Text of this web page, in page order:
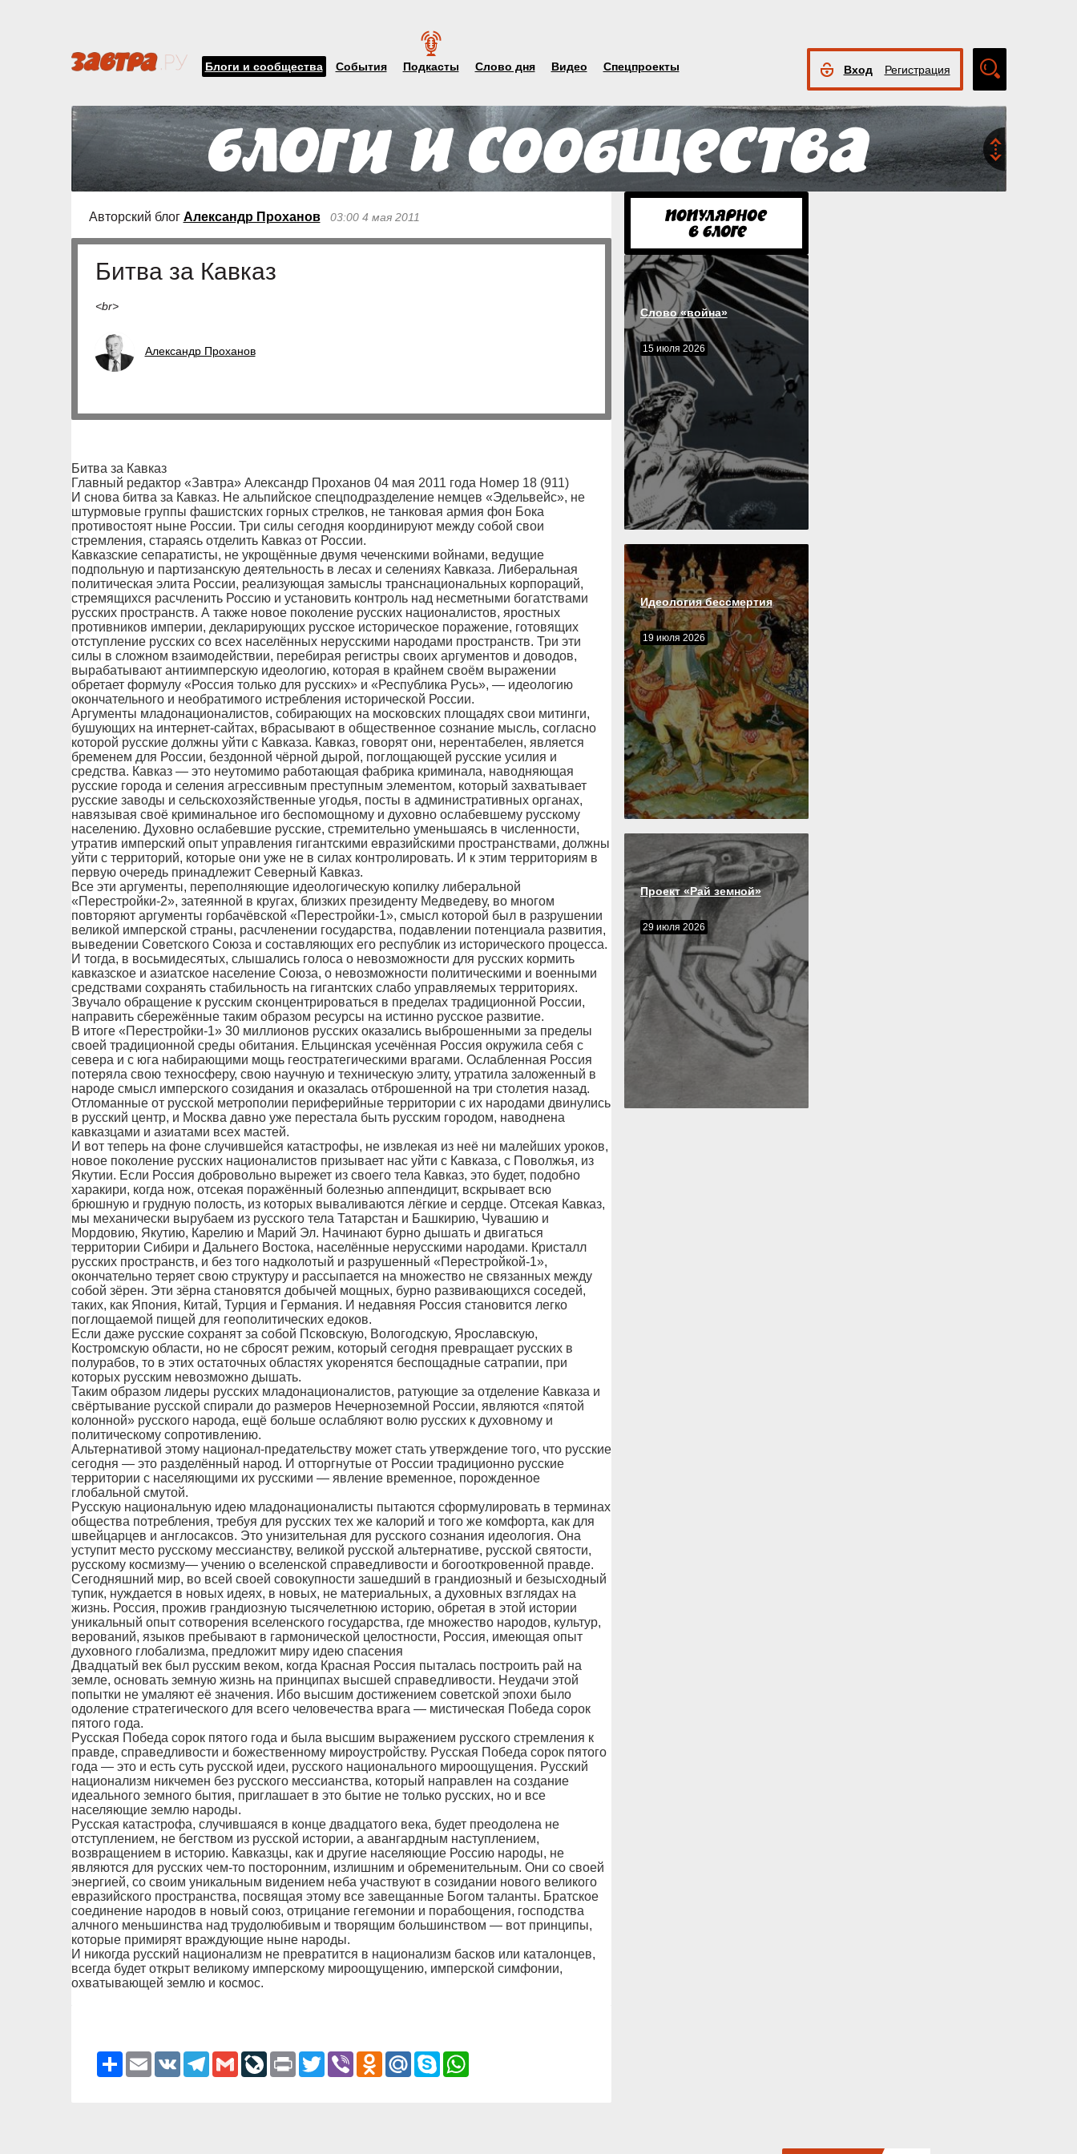
Блоги и сообщества События Подкасты Слово дня Видео Спецпроекты Вход Регистрация
поиск
Авторский блог Александр Проханов 03:00 4 мая 2011
Битва за Кавказ
<br>
Александр Проханов
Битва за Кавказ
Главный редактор «Завтра» Александр Проханов 04 мая 2011 года Номер 18 (911)
И снова битва за Кавказ. Не альпийское спецподразделение немцев «Эдельвейс», не
штурмовые группы фашистских горных стрелков, не танковая армия фон Бока
противостоят ныне России. Три силы сегодня координируют между собой свои
стремления, стараясь отделить Кавказ от России.
Кавказские сепаратисты, не укрощённые двумя чеченскими войнами, ведущие
подпольную и партизанскую деятельность в лесах и селениях Кавказа. Либеральная
политическая элита России, реализующая замыслы транснациональных корпораций,
стремящихся расчленить Россию и установить контроль над несметными богатствами
русских пространств. А также новое поколение русских националистов, яростных
противников империи, декларирующих русское историческое поражение, готовящих
отступление русских со всех населённых нерусскими народами пространств. Три эти
силы в сложном взаимодействии, перебирая регистры своих аргументов и доводов,
вырабатывают антиимперскую идеологию, которая в крайнем своём выражении
обретает формулу «Россия только для русских» и «Республика Русь», — идеологию
окончательного и необратимого истребления исторической России.
Аргументы младонационалистов, собирающих на московских площадях свои митинги,
бушующих на интернет-сайтах, вбрасывают в общественное сознание мысль, согласно
которой русские должны уйти с Кавказа. Кавказ, говорят они, нерентабелен, является
бременем для России, бездонной чёрной дырой, поглощающей русские усилия и
средства. Кавказ — это неутомимо работающая фабрика криминала, наводняющая
русские города и селения агрессивным преступным элементом, который захватывает
русские заводы и сельскохозяйственные угодья, посты в административных органах,
навязывая своё криминальное иго беспомощному и духовно ослабевшему русскому
населению. Духовно ослабевшие русские, стремительно уменьшаясь в численности,
утратив имперский опыт управления гигантскими евразийскими пространствами, должны
уйти с территорий, которые они уже не в силах контролировать. И к этим территориям в
первую очередь принадлежит Северный Кавказ.
Все эти аргументы, переполняющие идеологическую копилку либеральной
«Перестройки-2», затеянной в кругах, близких президенту Медведеву, во многом
повторяют аргументы горбачёвской «Перестройки-1», смысл которой был в разрушении
великой имперской страны, расчленении государства, подавлении потенциала развития,
выведении Советского Союза и составляющих его республик из исторического процесса.
И тогда, в восьмидесятых, слышались голоса о невозможности для русских кормить
кавказское и азиатское население Союза, о невозможности политическими и военными
средствами сохранять стабильность на гигантских слабо управляемых территориях.
Звучало обращение к русским сконцентрироваться в пределах традиционной России,
направить сбережённые таким образом ресурсы на истинно русское развитие.
В итоге «Перестройки-1» 30 миллионов русских оказались выброшенными за пределы
своей традиционной среды обитания. Ельцинская усечённая Россия окружила себя с
севера и с юга набирающими мощь геостратегическими врагами. Ослабленная Россия
потеряла свою техносферу, свою научную и техническую элиту, утратила заложенный в
народе смысл имперского созидания и оказалась отброшенной на три столетия назад.
Отломанные от русской метрополии периферийные территории с их народами двинулись
в русский центр, и Москва давно уже перестала быть русским городом, наводнена
кавказцами и азиатами всех мастей.
И вот теперь на фоне случившейся катастрофы, не извлекая из неё ни малейших уроков,
новое поколение русских националистов призывает нас уйти с Кавказа, с Поволжья, из
Якутии. Если Россия добровольно вырежет из своего тела Кавказ, это будет, подобно
харакири, когда нож, отсекая поражённый болезнью аппендицит, вскрывает всю
брюшную и грудную полость, из которых вываливаются лёгкие и сердце. Отсекая Кавказ,
мы механически вырубаем из русского тела Татарстан и Башкирию, Чувашию и
Мордовию, Якутию, Карелию и Марий Эл. Начинают бурно дышать и двигаться
территории Сибири и Дальнего Востока, населённые нерусскими народами. Кристалл
русских пространств, и без того надколотый и разрушенный «Перестройкой-1»,
окончательно теряет свою структуру и рассыпается на множество не связанных между
собой зёрен. Эти зёрна становятся добычей мощных, бурно развивающихся соседей,
таких, как Япония, Китай, Турция и Германия. И недавняя Россия становится легко
поглощаемой пищей для геополитических едоков.
Если даже русские сохранят за собой Псковскую, Вологодскую, Ярославскую,
Костромскую области, но не сбросят режим, который сегодня превращает русских в
полурабов, то в этих остаточных областях укоренятся беспощадные сатрапии, при
которых русским невозможно дышать.
Таким образом лидеры русских младонационалистов, ратующие за отделение Кавказа и
свёртывание русской спирали до размеров Нечерноземной России, являются «пятой
колонной» русского народа, ещё больше ослабляют волю русских к духовному и
политическому сопротивлению.
Альтернативой этому национал-предательству может стать утверждение того, что русские
сегодня — это разделённый народ. И отторгнутые от России традиционно русские
территории с населяющими их русскими — явление временное, порожденное
глобальной смутой.
Русскую национальную идею младонационалисты пытаются сформулировать в терминах
общества потребления, требуя для русских тех же калорий и того же комфорта, как для
швейцарцев и англосаксов. Это унизительная для русского сознания идеология. Она
уступит место русскому мессианству, великой русской альтернативе, русской святости,
русскому космизму— учению о вселенской справедливости и богооткровенной правде.
Сегодняшний мир, во всей своей совокупности зашедший в грандиозный и безысходный
тупик, нуждается в новых идеях, в новых, не материальных, а духовных взглядах на
жизнь. Россия, прожив грандиозную тысячелетнюю историю, обретая в этой истории
уникальный опыт сотворения вселенского государства, где множество народов, культур,
верований, языков пребывают в гармонической целостности, Россия, имеющая опыт
духовного глобализма, предложит миру идею спасения
Двадцатый век был русским веком, когда Красная Россия пыталась построить рай на
земле, основать земную жизнь на принципах высшей справедливости. Неудачи этой
попытки не умаляют её значения. Ибо высшим достижением советской эпохи было
одоление стратегического для всего человечества врага — мистическая Победа сорок
пятого года.
Русская Победа сорок пятого года и была высшим выражением русского стремления к
правде, справедливости и божественному мироустройству. Русская Победа сорок пятого
года — это и есть суть русской идеи, русского национального мироощущения. Русский
национализм никчемен без русского мессианства, который направлен на создание
идеального земного бытия, приглашает в это бытие не только русских, но и все
населяющие землю народы.
Русская катастрофа, случившаяся в конце двадцатого века, будет преодолена не
отступлением, не бегством из русской истории, а авангардным наступлением,
возвращением в историю. Кавказцы, как и другие населяющие Россию народы, не
являются для русских чем-то посторонним, излишним и обременительным. Они со своей
энергией, со своим уникальным видением неба участвуют в созидании нового великого
евразийского пространства, посвящая этому все завещанные Богом таланты. Братское
соединение народов в новый союз, отрицание гегемонии и порабощения, господства
алчного меньшинства над трудолюбивым и творящим большинством — вот принципы,
которые примирят враждующие ныне народы.
И никогда русский национализм не превратится в национализм басков или каталонцев,
всегда будет открыт великому имперскому мироощущению, имперской симфонии,
охватывающей землю и космос.
РесурсEmail VK Telegram
GmailLiveJournal
Print TwitterViber Odnoklassniki
Mail.RuSkypeWhatsApp
Слово «война»
15 июля 2026
Идеология бессмертия
19 июля 2026
Проект «Рай земной»
29 июля 2026